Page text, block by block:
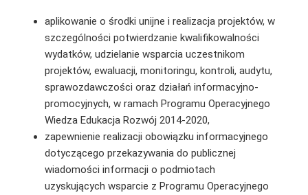
aplikowanie o środki unijne i realizacja projektów, w
szczególności potwierdzanie kwalifikowalności
wydatków, udzielanie wsparcia uczestnikom
projektów, ewaluacji, monitoringu, kontroli, audytu,
sprawozdawczości oraz działań informacyjno-
promocyjnych, w ramach Programu Operacyjnego
Wiedza Edukacja Rozwój 2014-2020,
zapewnienie realizacji obowiązku informacyjnego
dotyczącego przekazywania do publicznej
wiadomości informacji o podmiotach
uzyskujących wsparcie z Programu Operacyjnego